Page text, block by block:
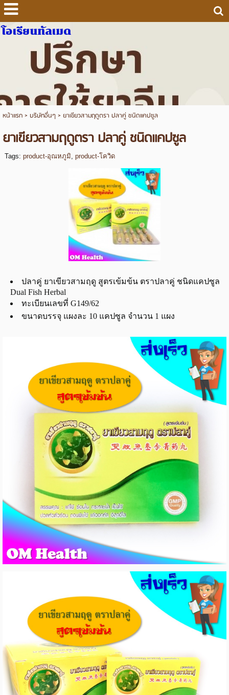
โอเรียนทัลเมด
หน้าแรก> บริษัทอื่นๆ> ยาเขียวสามฤดูตรา ปลาคู่ ชนิดแคปซูล
ยาเขียวสามฤดูตรา ปลาคู่ ชนิดแคปซูล
Tags: product-อุณหภูมิ, product-โควิด
ปลาคู่ ยาเขียวสามฤดู สูตรเข้มข้น ตราปลาคู่ ชนิดแคปซูล
Dual Fish Herbal
ทะเบียนเลขที่ G149/62
ขนาดบรรจุ แผงละ 10 แคปซูล จำนวน 1 แผง